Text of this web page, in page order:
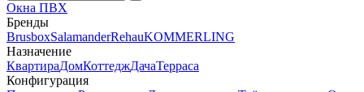
Окна ПВХ
Бренды
BrusboxSalamanderRehauKOMMERLING
Назначение
КвартираДомКоттеджДачаТерраса
Конфигурация